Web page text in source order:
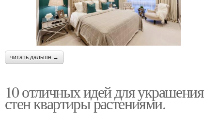
читать дальше →
10 отличных идей для украшения
стен квартиры растениями.